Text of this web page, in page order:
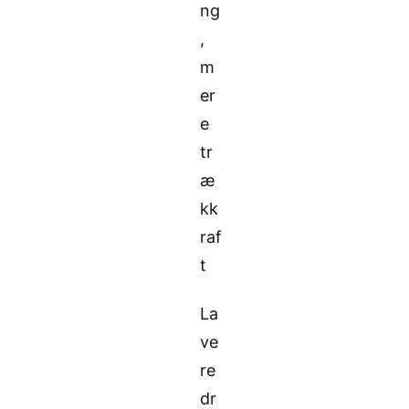
ng
,
m
er
e
tr
æ
kk
raf
t
La
ve
re
dr